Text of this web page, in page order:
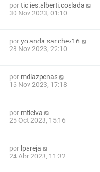
portic.ies.alberti.coslada
30 Nov 2023, 01:10
poryolanda.sanchez16
28 Nov 2023, 22:10
por mdiazpenas
16 Nov 2023, 17:18
por mtleiva
25 Oct 2023, 15:16
por lpareja
24 Abr 2023, 11:32